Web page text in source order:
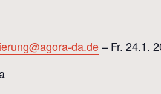
da.de– Fr. 24.1.